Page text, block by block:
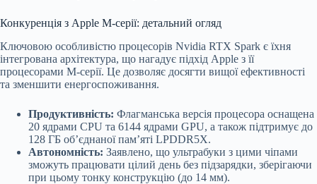
Конкуренція з Apple M-серії: детальний огляд
Ключовою особливістю процесорів Nvidia RTX Spark є їхня
інтегрована архітектура, що нагадує підхід Apple з її
процесорами M-серії. Це дозволяє досягти вищої ефективності
та зменшити енергоспоживання.
Продуктивність: Флагманська версія процесора оснащена
20 ядрами CPU та 6144 ядрами GPU, а також підтримує до
128 ГБ об’єднаної пам’яті LPDDR5X.
Автономність: Заявлено, що ультрабуки з цими чіпами
зможуть працювати цілий день без підзарядки, зберігаючи
при цьому тонку конструкцію (до 14 мм).